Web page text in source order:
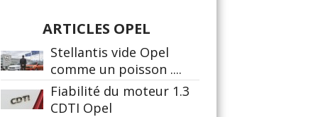
ARTICLES OPEL
Stellantis vide Opel
comme un poisson ....
Fiabilité du moteur 1.3
CDTI Opel